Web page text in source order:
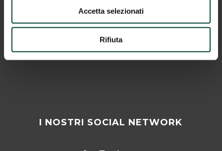
Accetta selezionati
Rifiuta
Cookies
2025 © Vygon Italia srl – Gruppo Vygon
Catalogo
I NOSTRI SOCIAL NETWORK